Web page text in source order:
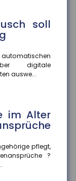
soll
digitale
auswe...
im Alter
pflegt,
?
hat entschieden,
die Kosten für
und
Bekämpfung von
der Technischen